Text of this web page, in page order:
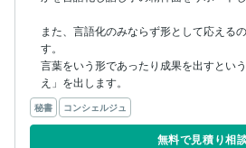
また、言語化のみならず形として応える
す。
言葉をいう形であったり成果を出すとい
秘書 コンシェルジュ
無料で見積り相